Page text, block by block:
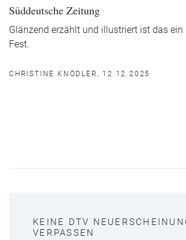
Süddeutsche Zeitung
Glänzend erzählt und illustriert ist das ein
Fest.
CHRISTINE KNÖDLER, 12.12.2025
KEINE DTV
VERPASSEN